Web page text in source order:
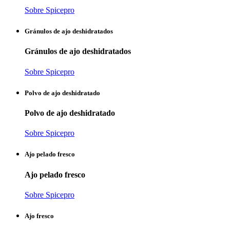
Sobre Spicepro
Gránulos de ajo deshidratados
Gránulos de ajo deshidratados
Sobre Spicepro
Polvo de ajo deshidratado
Polvo de ajo deshidratado
Sobre Spicepro
Ajo pelado fresco
Ajo pelado fresco
Sobre Spicepro
Ajo fresco